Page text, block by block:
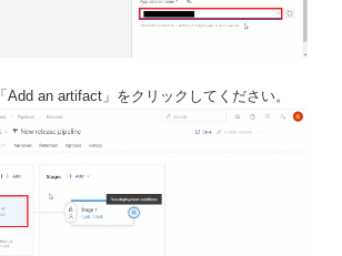
Add an artifact」をクリックしてください。